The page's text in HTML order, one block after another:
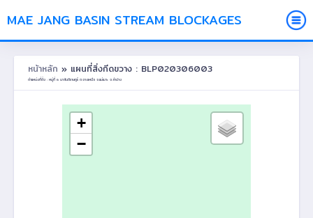
MAE JANG BASIN STREAM BLOCKAGES
หน้าหลัก » แผนที่สิ่งกีดขวาง : BLP020306003
ตำแหน่งที่ตั้ง : หมู่ที่ 6 นาสันติราษฎร์ ต.จางเหนือ อ.แม่เมาะ จ.ลำปาง
+
−